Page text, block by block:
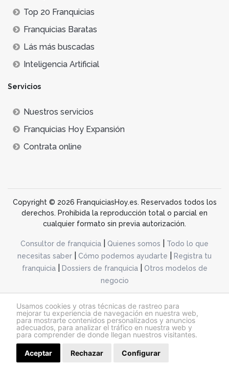
Usamos cookies y otras técnicas de rastreo para
mejorar tu experiencia de navegación en nuestra web,
para mostrarte contenidos personalizados y anuncios
adecuados, para analizar el tráfico en nuestra web y
para comprender de donde llegan nuestros visitantes.
Aceptar Rechazar Configurar
Top 20 Franquicias
Franquicias Baratas
Lás más buscadas
Inteligencia Artificial
Servicios
Nuestros servicios
Franquicias Hoy Expansión
Contrata online
Copyright © 2026 FranquiciasHoy.es. Reservados todos los
derechos. Prohibida la reproducción total o parcial en
cualquier formato sin previa autorización.
Consultor de franquicia Quienes somos
Todo lo que
necesitas saber
Cómo podemos ayudarte
Registra tu
franquicia| Dossiers de franquicia|
Otros modelos de
negocio
@franquiciashoy.es |Aviso legal| Política de cookies|Política de privacidad